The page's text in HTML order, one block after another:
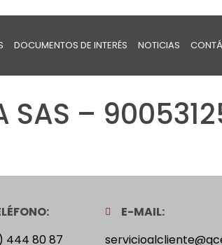
DOCUMENTOS DE INTERÉS NOTICIAS
SAS –
444 80 87
E-MAIL: